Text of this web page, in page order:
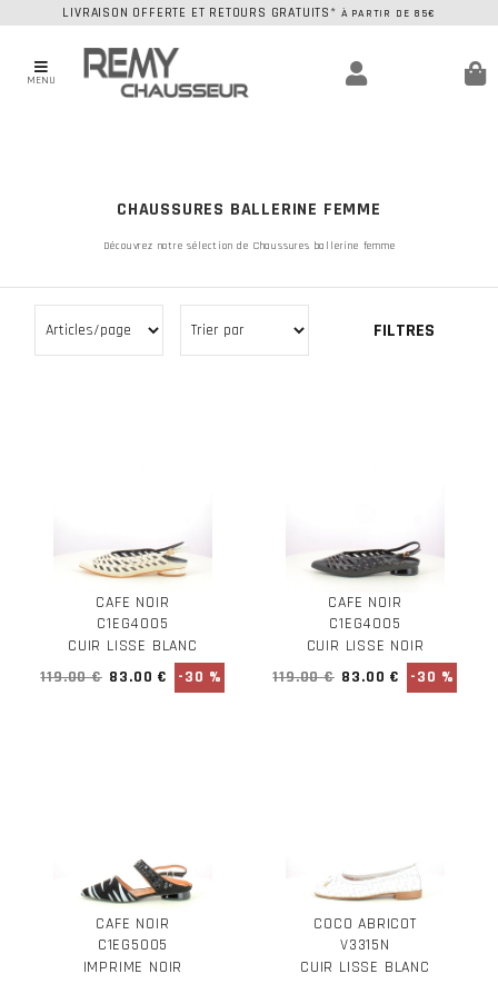
LIVRAISON OFFERTE ET RETOURS GRATUITS* À PARTIR DE 85€
MENU
CHAUSSURES BALLERINE FEMME
Découvrez notre sélection de Chaussures ballerine femme
FILTRES
CAFE NOIR
C1EG4005
CUIR LISSE BLANC
119.00 € 83.00 € -30 %
CAFE NOIR
C1EG4005
CUIR LISSE NOIR
119.00 € 83.00 € -30 %
CAFE NOIR
C1EG5005
IMPRIME NOIR
COCO ABRICOT
V3315N
CUIR LISSE BLANC